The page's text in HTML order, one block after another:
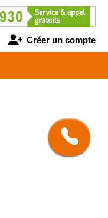
Créer un compte